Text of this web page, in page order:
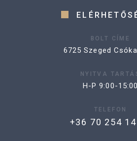
BOLT CÍME
6725 Szeged
NYITVA
H-P 9:00-15:00
TELEFON
+36 70 254